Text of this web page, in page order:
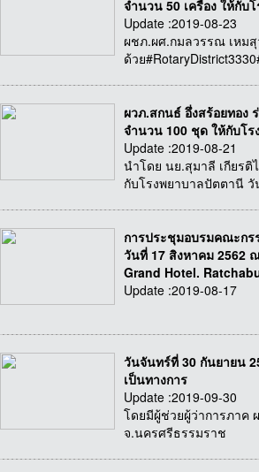
จำนวน 50 เครื่อง ให้กั
Update :2019-08-23
ผชภ.ผศ.กมลวรรณ เหม
ด้วย
ผวภ.สกนธ์ อึ่งสร้อยทอง
จำนวน 100 ชุด ให้กับโ
Update :2019-08-21
นำโดย นย.สุมาลี เกียร
กับโรงพยาบาลปัตตานี
การประชุมอบรมคณะกร
วันที่ 17 สิงหาคม 2562
Grand Hotel.
Update :2019-08-17
วันจันทร์ที่ 30 กันยายน
เป็นทางการ
Update :2019-09-30
โดยมีผู้ช่วยผู้ว่าการภาค
จ.นครศรีธรรมราช